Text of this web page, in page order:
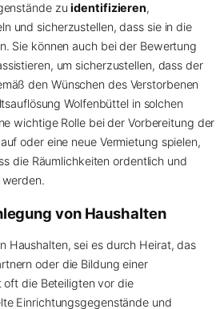
zuidentifizieren,
und sicherzustellen, dass sie in die
Sie können auch bei der Bewertung
um sicherzustellen, dass der
den Wünschen des Verstorbenen
Wolfenbüttel in solchen
wichtige Rolle bei der Vorbereitung der
oder eine neue Vermietung spielen,
die Räumlichkeiten ordentlich und
von Haushalten
Haushalten, sei es durch Heirat, das
oder die Bildung einer
oft die Beteiligten vor die
Einrichtungsgegenstände und